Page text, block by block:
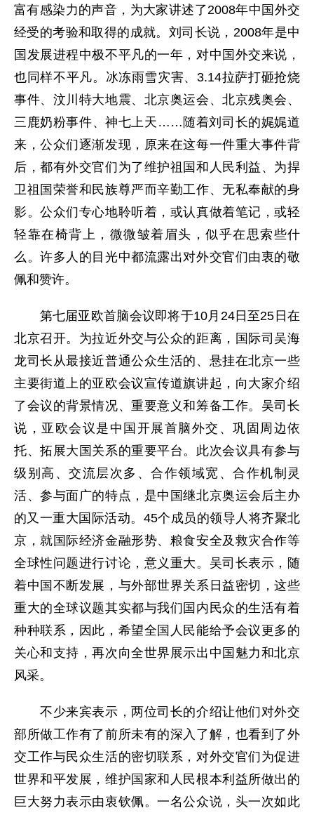
富有感染力的声音，为大家讲述了2008年中国外交
经受的考验和取得的成就。刘司长说，2008年是中
国发展进程中极不平凡的一年，对中国外交来说，
也同样不平凡。冰冻雨雪灾害、3.14拉萨打砸抢烧
事件、汶川特大地震、北京奥运会、北京残奥会、
三鹿奶粉事件、神七上天……随着刘司长的娓娓道
来，公众们逐渐发现，原来在这每一件重大事件背
后，都有外交官们为了维护祖国和人民利益、为捍
卫祖国荣誉和民族尊严而辛勤工作、无私奉献的身
影。公众们专心地聆听着，或认真做着笔记，或轻
轻靠在椅背上，微微皱着眉头，似乎在思索些什
么。许多人的目光中都流露出对外交官们由衷的敬
佩和赞许。
第七届亚欧首脑会议即将于10月24日至25日在
北京召开。为拉近外交与公众的距离，国际司吴海
龙司长从最接近普通公众生活的、悬挂在北京一些
主要街道上的亚欧会议宣传道旗讲起，向大家介绍
了会议的背景情况、重要意义和筹备工作。吴司长
说，亚欧会议是中国开展首脑外交、巩固周边依
托、拓展大国关系的重要平台。此次会议具有参与
级别高、交流层次多、合作领域宽、合作机制灵
活、参与面广的特点，是中国继北京奥运会后主办
的又一重大国际活动。45个成员的领导人将齐聚北
京，就国际经济金融形势、粮食安全及救灾合作等
全球性问题进行讨论，意义重大。吴司长表示，随
着中国不断发展，与外部世界关系日益密切，这些
重大的全球议题其实都与我们国内民众的生活有着
种种联系，因此，希望全国人民能给予会议更多的
关心和支持，再次向全世界展示出中国魅力和北京
风采。
不少来宾表示，两位司长的介绍让他们对外交
部所做工作有了前所未有的深入了解，也看到了外
交工作与民众生活的密切联系，对外交官们为促进
世界和平发展，维护国家和人民根本利益所做出的
巨大努力表示由衷钦佩。一名公众说，头一次如此